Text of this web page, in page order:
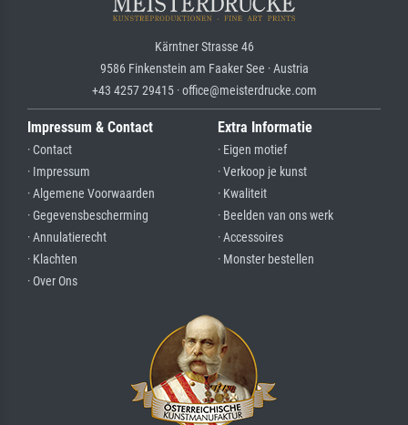
Kärntner Strasse 46
9586 Finkenstein am Faaker See · Austria
+43 4257 29415 · office@meisterdrucke.com
Impressum & Contact
· Contact
· Impressum
· Algemene Voorwaarden
· Gegevensbescherming
· Annulatierecht
· Klachten
· Over Ons
Extra Informatie
· Eigen motief
· Verkoop je kunst
· Kwaliteit
· Beelden van ons werk
· Accessoires
· Monster bestellen